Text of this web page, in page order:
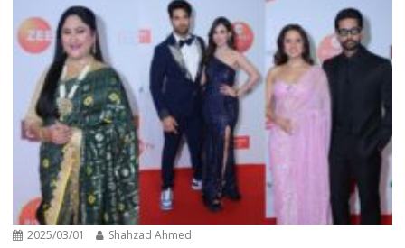
2025/03/01 Shahzad Ahmed